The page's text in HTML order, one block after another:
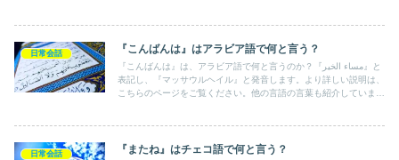
日常会話 『こんばんは』はアラビア語で何と言う？
『こんばんは』は、アラビア語で何と言うのか？『مساء الخير』と
表記し、『マッサウルヘイル』と発音します。より詳しい説明は、
こちらのページをご覧ください。他の言語の言葉も紹介していま
日常会話 『またね』はチェコ語で何と言う？